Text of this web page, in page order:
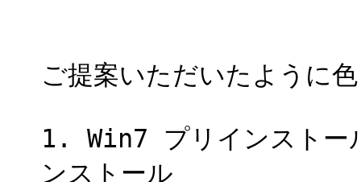
ご提案いただいたように
1. Win7 プリインストー
ンストール